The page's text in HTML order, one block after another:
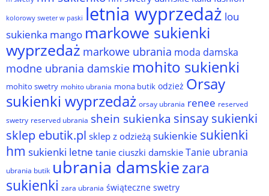
kolorowy sweter w paski letnia wyprzedaż lou
sukienka mango markowe sukienki
wyprzedaż markowe ubrania moda damska
modne ubrania damskie mohito sukienki
mohito swetry mohito ubrania mona butik odzież Orsay
sukienki wyprzedaż orsay ubrania renee reserved
swetry reserved ubrania shein sukienka sinsay sukienki
sklep ebutik.pl sklep z odzieżą sukienkie sukienki
hm sukienki letne tanie ciuszki damskie Tanie ubrania
ubrania butik ubrania damskiezara
sukienki zara ubrania świąteczne swetry